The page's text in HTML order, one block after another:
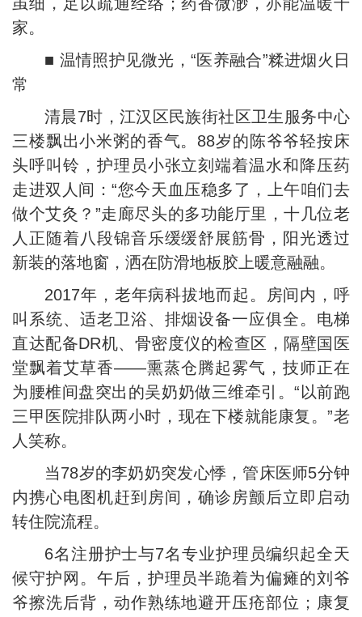
家。
■ 温情照护见微光，“医养融合”糅进烟火日
常
清晨7时，江汉区民族街社区卫生服务中心
三楼飘出小米粥的香气。88岁的陈爷爷轻按床
头呼叫铃，护理员小张立刻端着温水和降压药
走进双人间：“您今天血压稳多了，上午咱们去
做个艾灸？”走廊尽头的多功能厅里，十几位老
人正随着八段锦音乐缓缓舒展筋骨，阳光透过
新装的落地窗，洒在防滑地板胶上暖意融融。
2017年，老年病科拔地而起。房间内，呼
叫系统、适老卫浴、排烟设备一应俱全。电梯
直达配备DR机、骨密度仪的检查区，隔壁国医
堂飘着艾草香——熏蒸仓腾起雾气，技师正在
为腰椎间盘突出的吴奶奶做三维牵引。“以前跑
三甲医院排队两小时，现在下楼就能康复。”老
人笑称。
当78岁的李奶奶突发心悸，管床医师5分钟
内携心电图机赶到房间，确诊房颤后立即启动
转住院流程。
6名注册护士与7名专业护理员编织起全天
候守护网。午后，护理员半跪着为偏瘫的刘爷
爷擦洗后背，动作熟练地避开压疮部位；康复